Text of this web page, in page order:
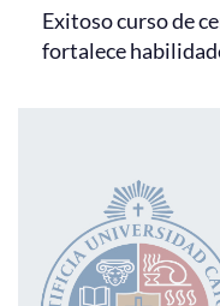
Exitoso curso de
fortalece